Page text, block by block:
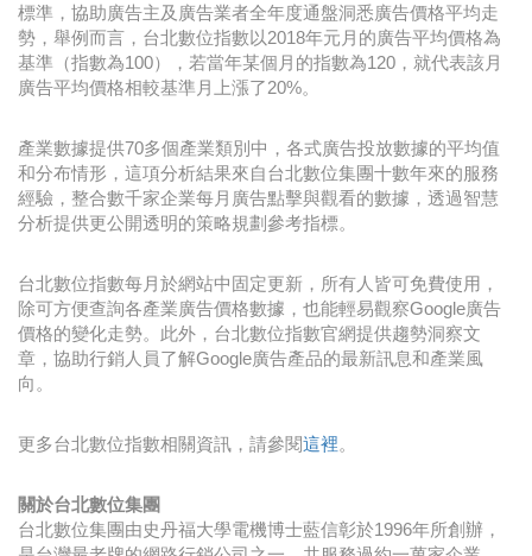
標準，協助廣告主及廣告業者全年度通盤洞悉廣告價格平均走
勢，舉例而言，台北數位指數以2018年元月的廣告平均價格為
基準（指數為100），若當年某個月的指數為120，就代表該月
廣告平均價格相較基準月上漲了20%。
產業數據提供70多個產業類別中，各式廣告投放數據的平均值
和分布情形，這項分析結果來自台北數位集團十數年來的服務
經驗，整合數千家企業每月廣告點擊與觀看的數據，透過智慧
分析提供更公開透明的策略規劃參考指標。
台北數位指數每月於網站中固定更新，所有人皆可免費使用，
除可方便查詢各產業廣告價格數據，也能輕易觀察Google廣告
價格的變化走勢。此外，台北數位指數官網提供趨勢洞察文
章，協助行銷人員了解Google廣告產品的最新訊息和產業風
向。
更多台北數位指數相關資訊，請參閱這裡。
關於台北數位集團
台北數位集團由史丹福大學電機博士藍信彰於1996年所創辦，